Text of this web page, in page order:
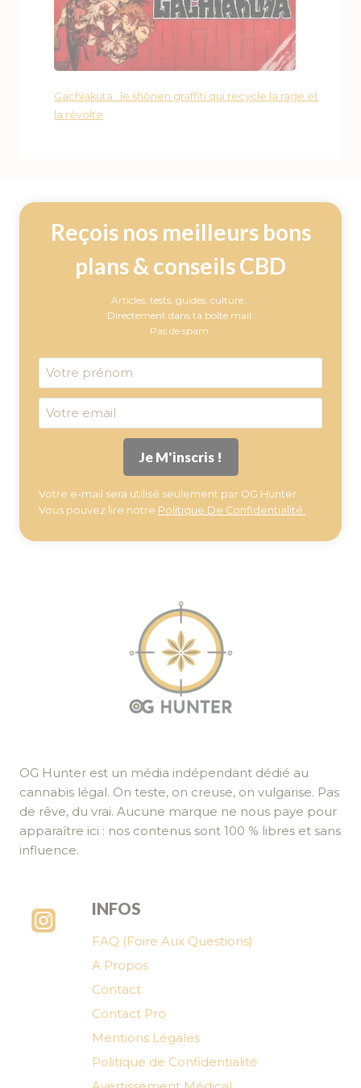
Gachiakuta : le shōnen graffiti qui recycle la rage et
la révolte
Reçois nos meilleurs bons
plans & conseils CBD
Articles, tests, guides, culture…
Directement dans ta boîte mail.
Pas de spam.
Votre e-mail sera utilisé seulement par OG Hunter.
Vous pouvez lire notre Politique De Confidentialité.
OG Hunter est un média indépendant dédié au
cannabis légal. On teste, on creuse, on vulgarise. Pas
de rêve, du vrai. Aucune marque ne nous paye pour
apparaître ici : nos contenus sont 100 % libres et sans
influence.
INFOS
FAQ (Foire Aux Questions)
A Propos
Contact
Contact Pro
Mentions Légales
Politique de Confidentialité